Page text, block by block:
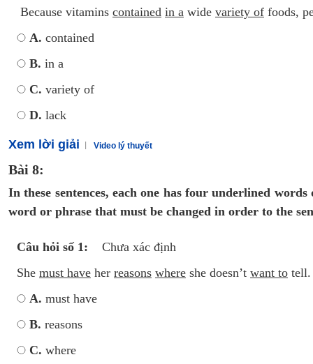
Because vitamins contained in a wide variety of foods,
A. contained
B. in a
C. variety of
D. lack
Xem lời giải Video lý thuyết
Bài 8:
In these sentences, each one has four underlined
word or phrase that must be changed in order to the
Câu hỏi số 1:
Chưa xác định
She must have her reasons where she doesn’t want to tell.
A. must have
B. reasons
C. where